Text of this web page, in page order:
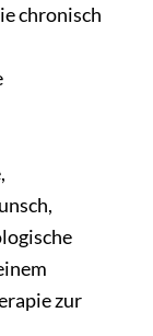
chronisch
zur